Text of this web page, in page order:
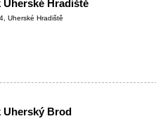
Uherské Hradiště
Uherské Hradiště
Uherský Brod